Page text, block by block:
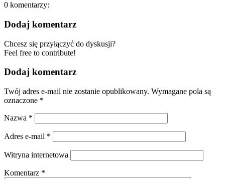
0 komentarzy:
Dodaj komentarz
Chcesz się przyłączyć do dyskusji?
Feel free to contribute!
Dodaj komentarz
Twój adres e-mail nie zostanie opublikowany. Wymagane pola są
oznaczone *
Nazwa *
Adres e-mail *
Witryna internetowa
Komentarz *